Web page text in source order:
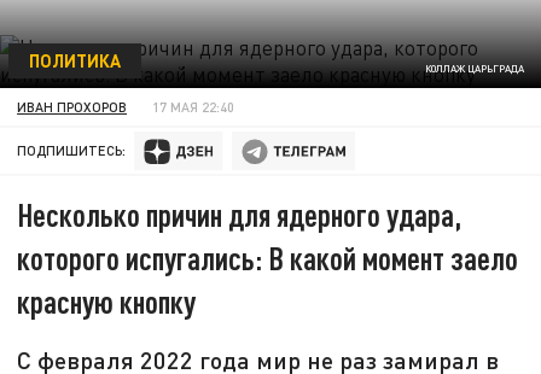
КОЛЛАЖ ЦАРЬГРАДА
ПОЛИТИКА
ИВАН ПРОХОРОВ 17 МАЯ 22:40
ПОДПИШИТЕСЬ:
Несколько причин для ядерного удара,
которого испугались: В какой момент заело
красную кнопку
С февраля 2022 года мир не раз замирал в